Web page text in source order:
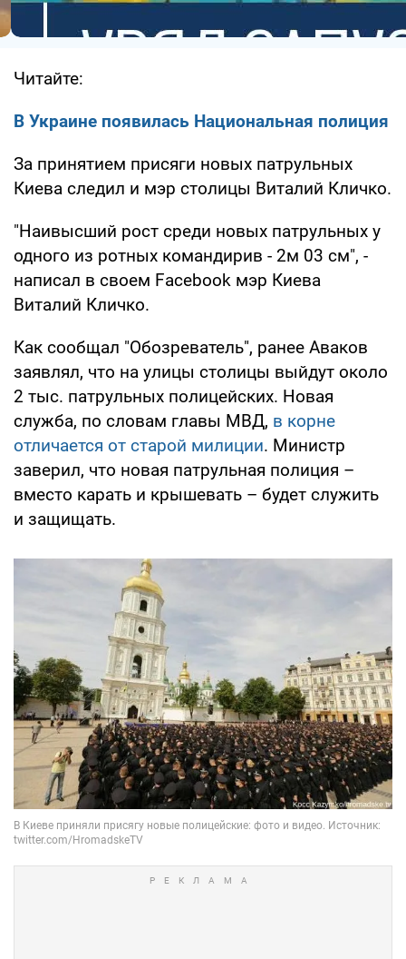
Читайте:
В Украине появилась Национальная полиция
За принятием присяги новых патрульных
Киева следил и мэр столицы Виталий Кличко.
"Наивысший рост среди новых патрульных у
одного из ротных командирив - 2м 03 см", -
написал в своем Facebook мэр Киева
Виталий Кличко.
Как сообщал "Обозреватель", ранее Аваков
заявлял, что на улицы столицы выйдут около
2 тыс. патрульных полицейских. Новая
служба, по словам главы МВД, в корне
отличается от старой милиции. Министр
заверил, что новая патрульная полиция –
вместо карать и крышевать – будет служить
и защищать.